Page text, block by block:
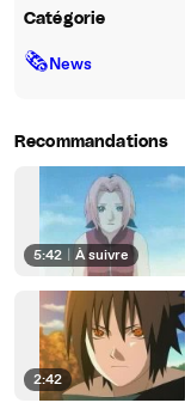
Catégorie
🗞News
Recommandations
5:42 À suivre
2:42